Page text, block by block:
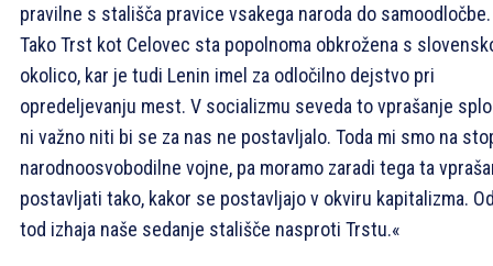
pravilne s stališča pravice vsakega naroda do samoodločbe.
Tako Trst kot Celovec sta popolnoma obkrožena s
okolico, kar je tudi Lenin imel za odločilno dejstvo pri
opredeljevanju mest. V socializmu seveda to vprašanje
ni važno niti bi se za nas ne postavljalo. Toda mi smo na
narodnoosvobodilne vojne, pa moramo zaradi tega ta
postavljati tako, kakor se postavljajo v okviru kapitalizma.
tod izhaja naše sedanje stališče nasproti Trstu.«